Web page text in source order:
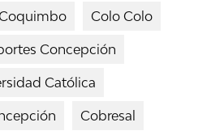
Coquimbo Colo Colo
Concepción
Católica
Cobresal